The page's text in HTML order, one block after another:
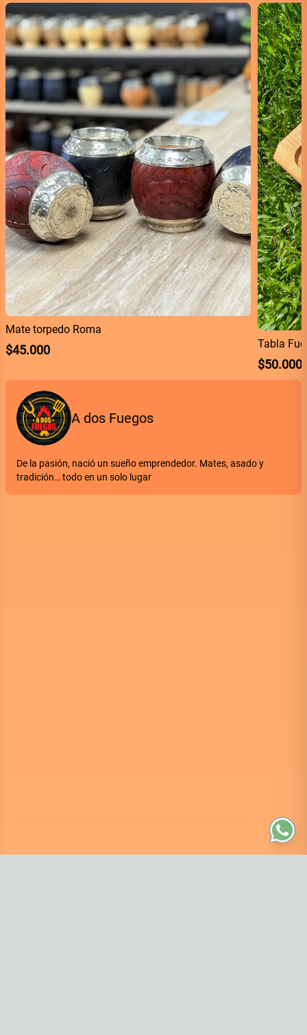
Mate torpedo Roma
$45.000 Tabla
$50.000
A dos Fuegos
De la pasión, nació un sueño emprendedor. Mates, asado y
tradición… todo en un solo lugar